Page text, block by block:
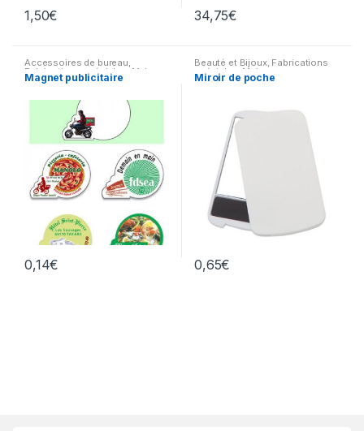
1,50€ 34,75€
Accessoires de bureau,
Fabrications spéciales Maison
Magnet publicitaire
0,14€
Beauté et Bijoux, Fabrications
spéciales Maison
Miroir de poche
0,65€